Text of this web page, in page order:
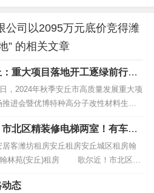
公司以2095万元底价竞得潍
” 的相关文章
重大项目落地开工逐绿前行动
2024年秋季安丘市高质量发展重大项
推进会暨优博特种高分子改性材料生产
式举行，动员全市上下坚定信心、攻坚
而上、比学赶超，迅速掀起新一轮大抓
项目的热潮，为“决战黄金五年、冲刺头
强劲动能。...
北区精装修电梯两室！有车
家电齐全
潍坊租房安丘租房安丘城区租房翰
翰林苑(安丘)租房 歌尔近！市北区精
室！有车位！家具家电齐全 市北区
学府 人民医院附近 锦湖小学 环境好，
态